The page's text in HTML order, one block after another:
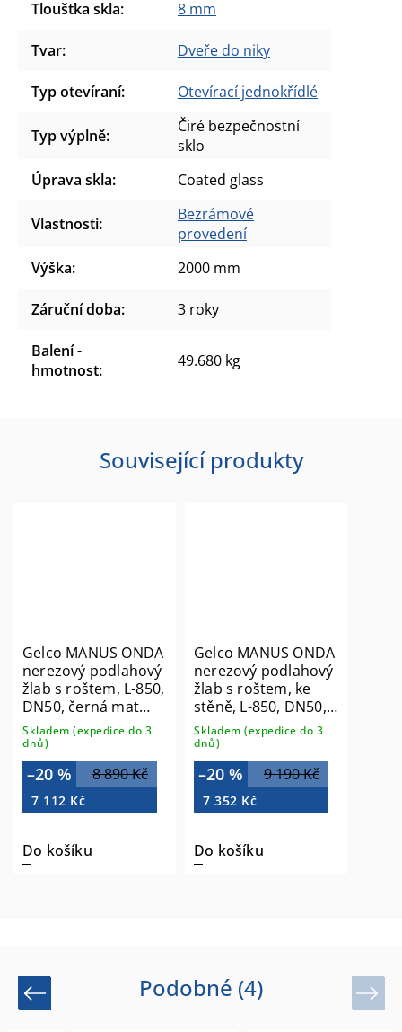
Tloušťka skla: 8 mm
Tvar: Dveře do niky
Typ otevíraní: Otevírací jednokřídlé
Typ výplně:
Čiré bezpečnostní
sklo
Úprava skla: Coated glass
Vlastnosti:
Bezrámové
provedení
Výška: 2000 mm
Záruční doba: 3 roky
Balení -
hmotnost: 49.680 kg
Související produkty
Gelco MANUS ONDA
nerezový podlahový
žlab s roštem, L-850,
DN50, černá mat
GMO14B
Skladem (expedice do 3
dnů)
8 890 Kč
–20 %
7 112 Kč
Do košíku
Gelco MANUS ONDA
nerezový podlahový
žlab s roštem, ke
stěně, L-850, DN50,
černá mat GMO24B
Skladem (expedice do 3
dnů)
9 190 Kč
–20 %
7 352 Kč
Do košíku
Podobné (4)
Previous Next